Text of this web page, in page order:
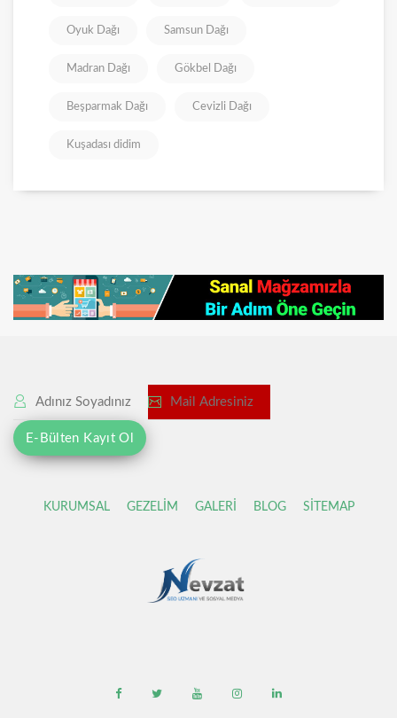
Oyuk Dağı Samsun Dağı
Madran Dağı Gökbel Dağı
Beşparmak Dağı Cevizli Dağı
Kuşadası didim
KURUMSAL GEZELİM GALERİ BLOG SİTEMAP